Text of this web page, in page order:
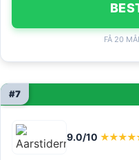
FÅ 20
#7
9.0/10